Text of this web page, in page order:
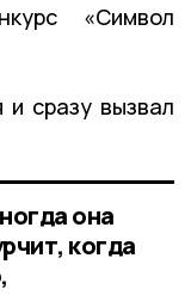
«Символ
и сразу вызвал
она
когда